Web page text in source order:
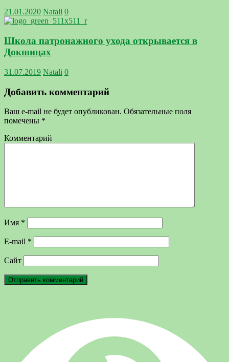
21.01.2020 Natali 0
Школа патронажного ухода открывается в
Докшицах
31.07.2019 Natali 0
Добавить комментарий
Ваш e-mail не будет опубликован. Обязательные поля
помечены *
Комментарий
Имя *
E-mail *
Сайт